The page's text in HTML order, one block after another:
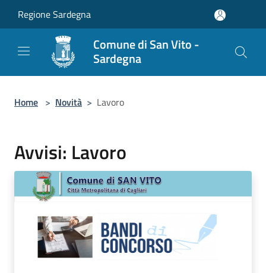
Regione Sardegna
Comune di San Vito -
Sardegna
Home > Novità > Lavoro
Avvisi: Lavoro